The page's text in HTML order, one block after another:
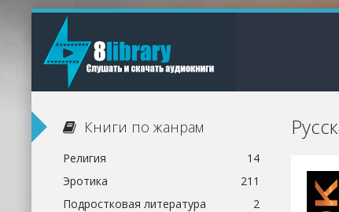
Книги по жанрам
Религия
14
Эротика
211
Подростковая литература
2